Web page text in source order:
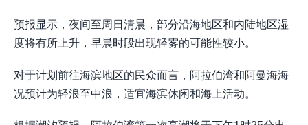
预报显示，夜间至周日清晨，部分沿海地区和内陆地区湿
度将有所上升，早晨时段出现轻雾的可能性较小。
对于计划前往海滨地区的民众而言，阿拉伯湾和阿曼海海
况预计为轻浪至中浪，适宜海滨休闲和海上活动。